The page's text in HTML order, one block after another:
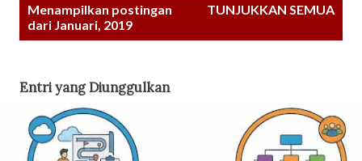
Menampilkan postingan
dari Januari, 2019
TUNJUKKAN SEMUA
Entri yang Diunggulkan